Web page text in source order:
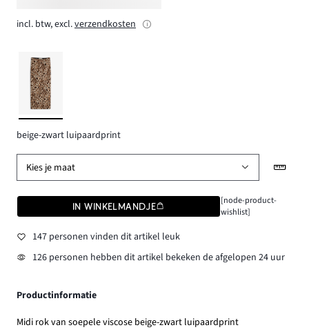
incl. btw, excl.verzendkosten
beige-zwart luipaardprint
Kies je maat
IN WINKELMANDJE
[node-product-
wishlist]
147 personen vinden dit artikel leuk
126 personen hebben dit artikel bekeken de afgelopen 24 uur
Productinformatie
Midi rok van soepele viscose beige-zwart luipaardprint